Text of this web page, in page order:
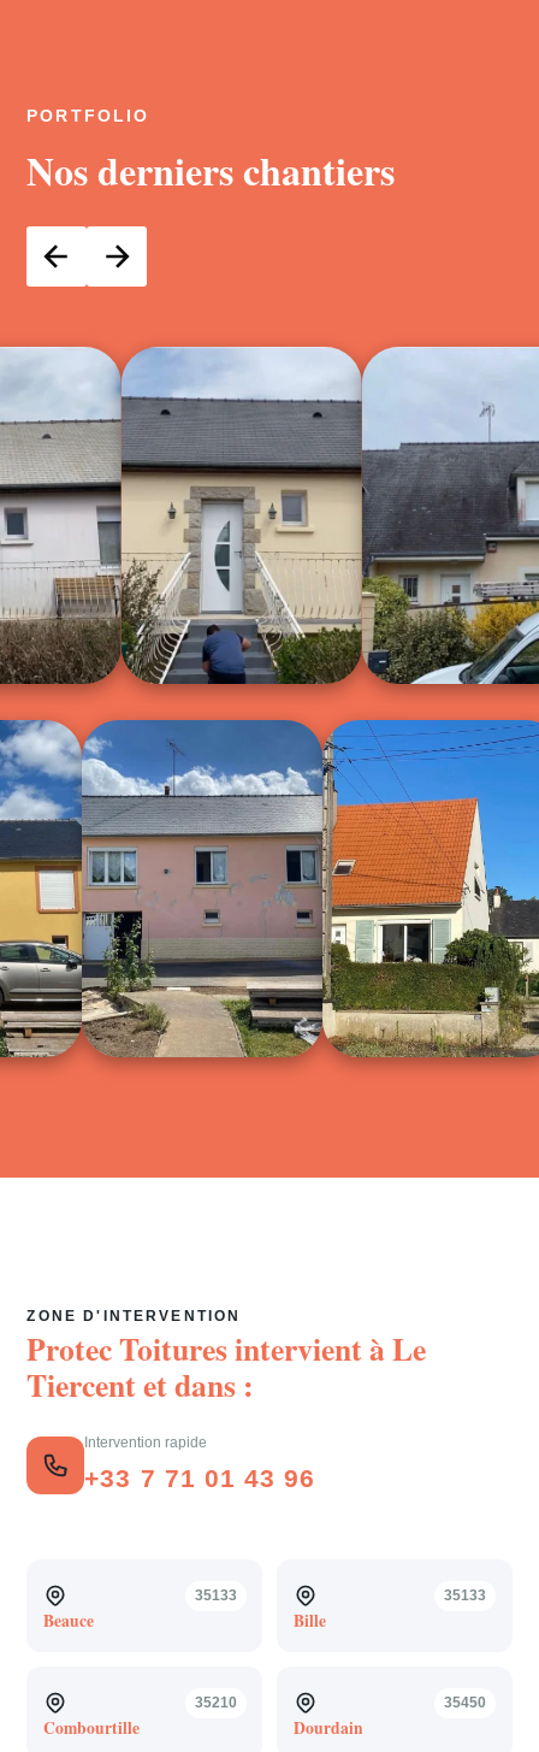
PORTFOLIO
Nos derniers chantiers
ZONE D'INTERVENTION
Protec Toitures intervient àLe
Tiercentet dans :
Intervention rapide
+33 7 71 01 43 96
35133
Beauce
35133
Bille
35210
Combourtille
35450
Dourdain